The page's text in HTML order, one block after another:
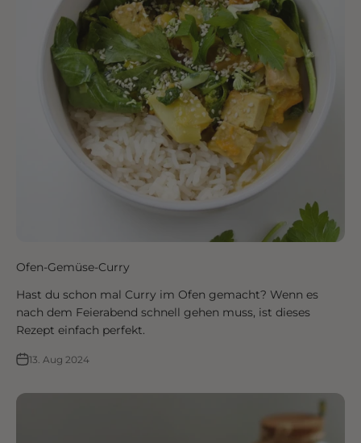
Ofen-Gemüse-Curry
Hast du schon mal Curry im Ofen gemacht? Wenn es
nach dem Feierabend schnell gehen muss, ist dieses
Rezept einfach perfekt.
13. Aug 2024